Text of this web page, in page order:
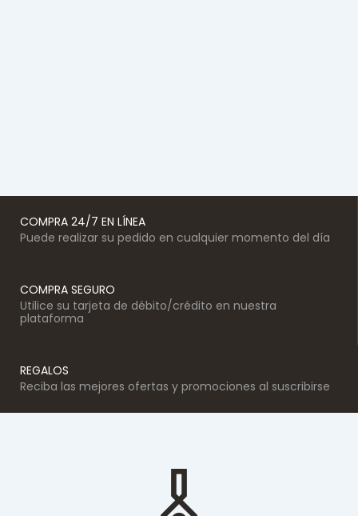
COMPRA 24/7 EN LÍNEA
Puede realizar su pedido en cualquier momento del día
COMPRA SEGURO
Utilice su tarjeta de débito/crédito en nuestra
plataforma
REGALOS
Reciba las mejores ofertas y promociones al suscribirse